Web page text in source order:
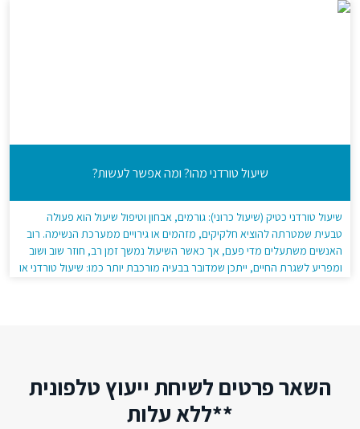
שיעול טורדני מהו? ומה אפשר לעשות?
שיעול טורדני כטיק (שיעול כרוני): גורמים, אבחון וטיפול שיעול הוא פעולה
טבעית שמטרתה להוציא חלקיקים, מזהמים או גירויים ממערכת הנשימה. רוב
האנשים משתעלים מדי פעם, אך כאשר השיעול נמשך זמן רב, חוזר שוב ושוב
ומפריע לשגרת החיים, ייתכן שמדובר בבעיה מורכבת יותר כמו: שיעול טורדני או
השאר פרטים לשיחת ייעוץ טלפונית
**ללא עלות